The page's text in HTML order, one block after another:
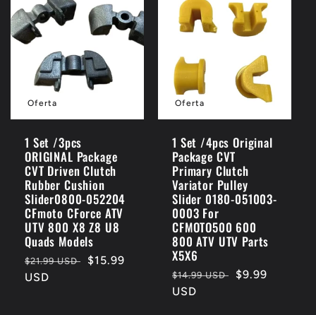
Oferta
1 Set /3pcs
ORIGINAL Package
CVT Driven Clutch
Rubber Cushion
Slider0800-052204
CFmoto CForce ATV
UTV 800 X8 Z8 U8
Quads Models
Precio
habitual
$21.99 USD
Precio
$15.99
USD
Oferta
1 Set /4pcs Original
Package CVT
Primary Clutch
Variator Pulley
Slider 0180-051003-
0003 For
CFMOTO500 600
800 ATV UTV Parts
X5X6
Precio
habitual
$14.99 USD
Precio
$9.99
USD